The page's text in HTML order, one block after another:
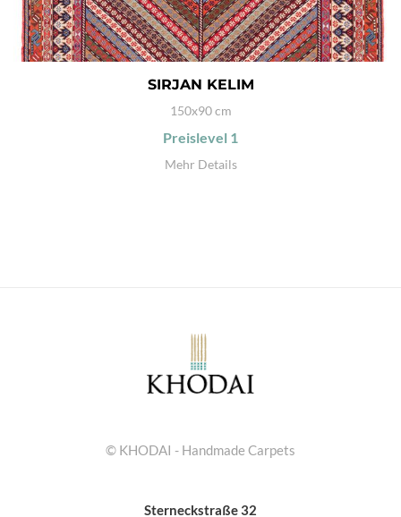
SIRJAN KELIM
150x90 cm
Preislevel 1
Mehr Details
© KHODAI - Handmade Carpets
Sterneckstraße 32